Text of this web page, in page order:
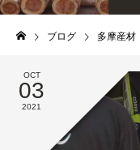
ブログ 多摩産材
OCT
03
2021